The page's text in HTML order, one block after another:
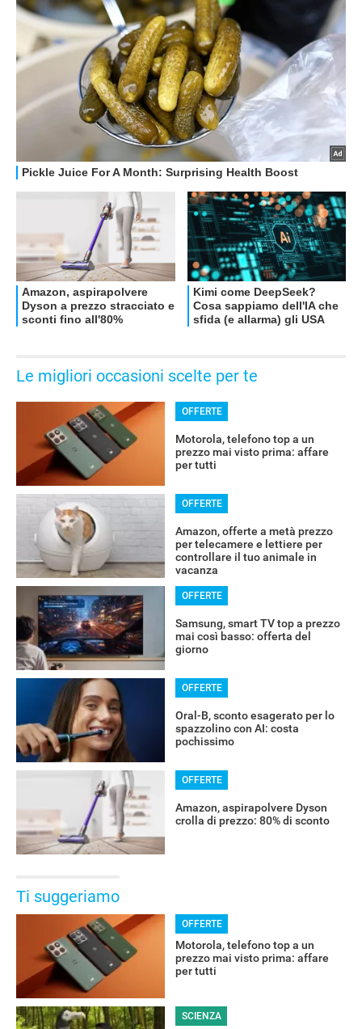
OFFERTE
Le migliori occasioni scelte per te
OFFERTE
Motorola, telefono top a un
prezzo mai visto prima: affare
per tutti
OFFERTE
Amazon, offerte a metà prezzo
per telecamere e lettiere per
controllare il tuo animale in
vacanza
OFFERTE
Samsung, smart TV top a prezzo
mai così basso: offerta del
giorno
OFFERTE
Oral-B, sconto esagerato per lo
spazzolino con AI: costa
pochissimo
OFFERTE
Amazon, aspirapolvere Dyson
crolla di prezzo: 80% di sconto
Ti suggeriamo
OFFERTE
Motorola, telefono top a un
prezzo mai visto prima: affare
per tutti
SCIENZA